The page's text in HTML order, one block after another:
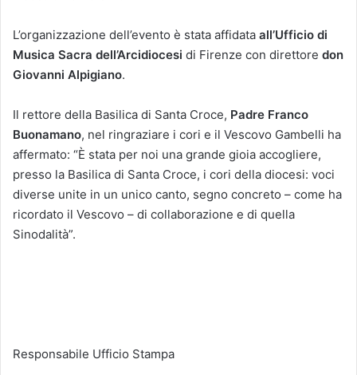
L’organizzazione dell’evento è stata affidata all’Ufficio di
Musica Sacra dell’Arcidiocesi di Firenze con direttore don
Giovanni Alpigiano.
Il rettore della Basilica di Santa Croce, Padre Franco
Buonamano, nel ringraziare i cori e il Vescovo Gambelli ha
affermato: “È stata per noi una grande gioia accogliere,
presso la Basilica di Santa Croce, i cori della diocesi: voci
diverse unite in un unico canto, segno concreto – come ha
ricordato il Vescovo – di collaborazione e di quella
Sinodalità”.
Responsabile Ufficio Stampa